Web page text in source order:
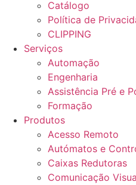
Catálogo
Política de
CLIPPING
Serviços
Automação
Engenharia
Assistência Pré e
Formação
Produtos
Acesso Remoto
Autómatos e
Caixas Redutoras
Comunicação